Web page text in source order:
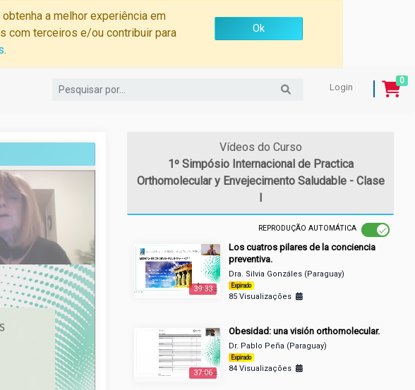
a melhor experiência em
com terceiros e/ou contribuir para
.
Ok
Login
0
Vídeos do Curso
1º Simpósio Internacional de Practica
Orthomolecular y Envejecimento Saludable - Clase
I
REPRODUÇÃO AUTOMÁTICA
39:33
Los cuatros pilares de la conciencia
preventiva.
Dra. Silvia Gonzáles (Paraguay)
Expirado
85 Visualizações
37:06
Obesidad: una visión orthomolecular.
Dr. Pablo Peña (Paraguay)
Expirado
84 Visualizações